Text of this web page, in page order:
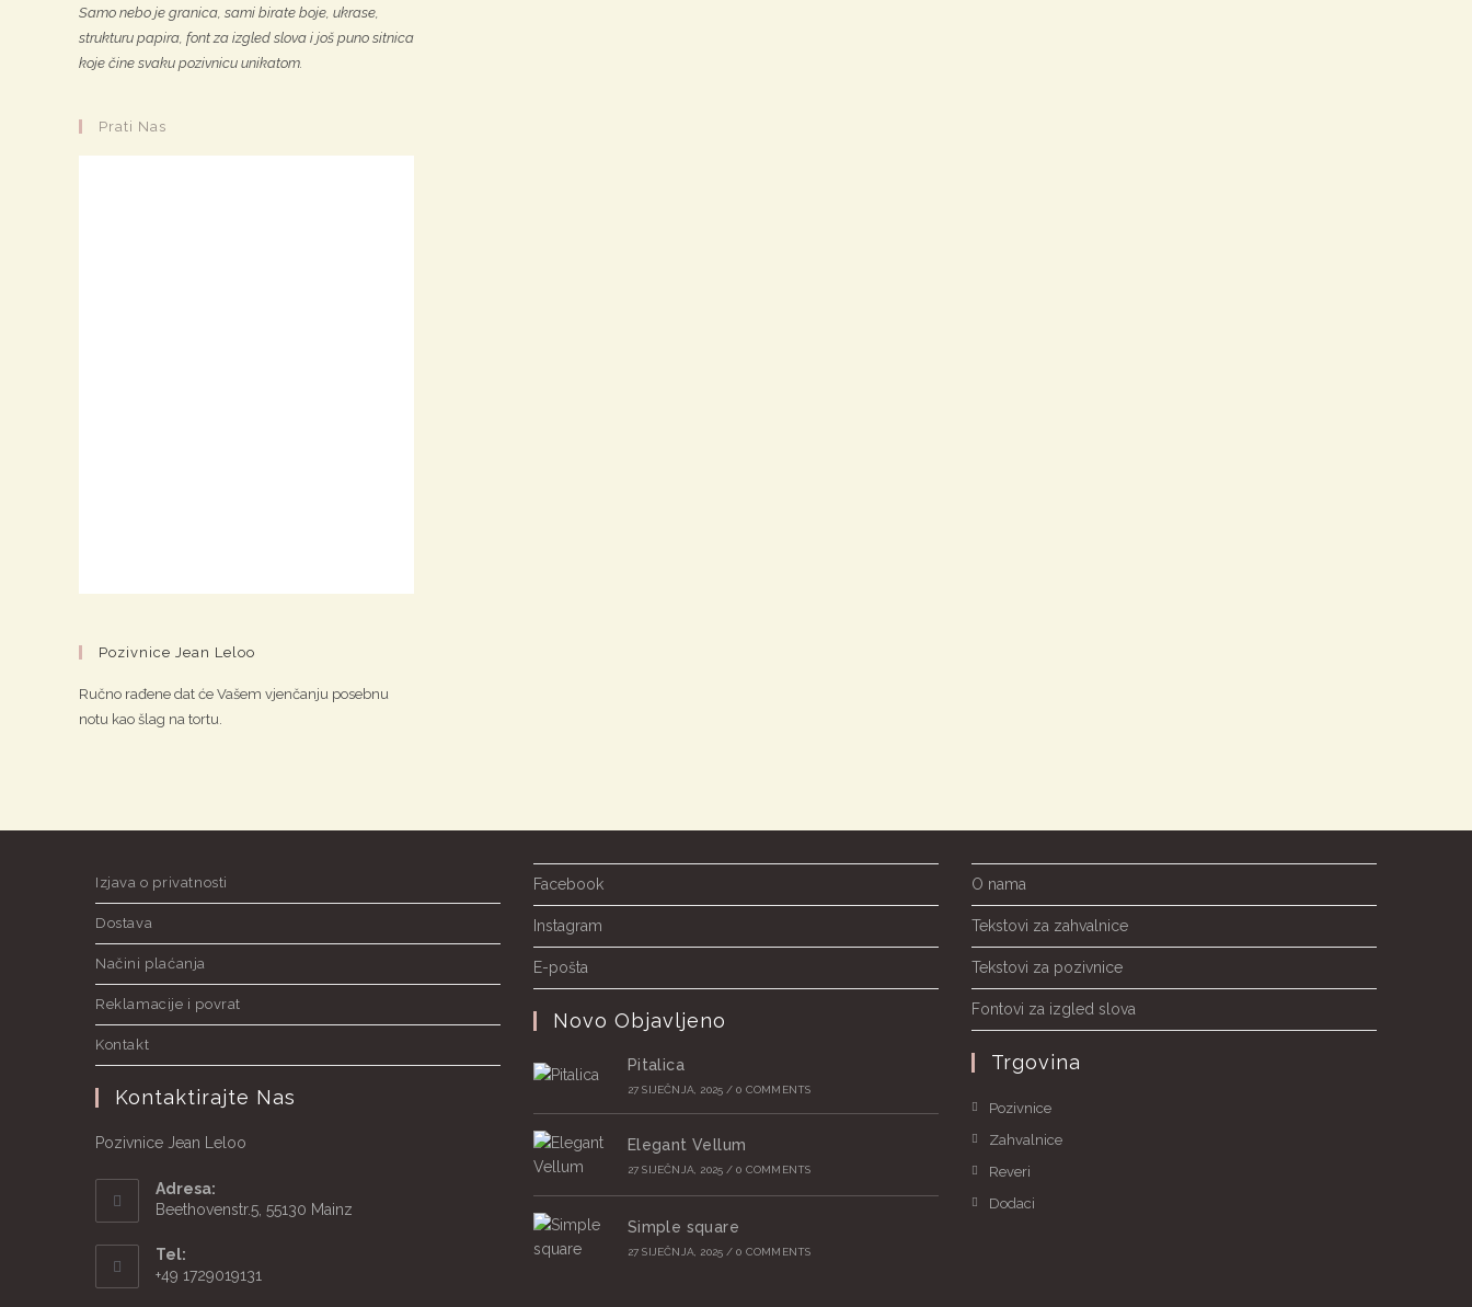
Samo nebo je granica, sami birate boje, ukrase,
strukturu papira, font za izgled slova i još puno sitnica
koje čine svaku pozivnicu unikatom.
Prati Nas
Pozivnice Jean Leloo
Ručno rađene dat će Vašem vjenčanju posebnu
notu kao šlag na tortu.
Izjava o privatnosti
Dostava
Načini plaćanja
Reklamacije i povrat
Kontakt
Kontaktirajte Nas
Pozivnice Jean Leloo
Adresa:
Beethovenstr.5, 55130 Mainz
Tel:
+49 1729019131
Facebook
Instagram
E-pošta
Novo Objavljeno
Pitalica
27 SIJEČNJA, 2025 / 0 COMMENTS
Elegant Vellum
27 SIJEČNJA, 2025 / 0 COMMENTS
Simple square
27 SIJEČNJA, 2025 / 0 COMMENTS
O nama
Tekstovi za zahvalnice
Tekstovi za pozivnice
Fontovi za izgled slova
Trgovina
Pozivnice
Zahvalnice
Reveri
Dodaci